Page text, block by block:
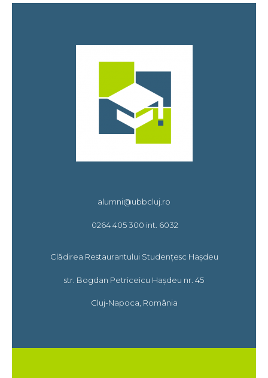
alumni@ubbcluj.ro
0264 405 300 int. 6032
Clădirea Restaurantului Studențesc Hașdeu
str. Bogdan Petriceicu Hașdeu nr. 45
Cluj-Napoca, România